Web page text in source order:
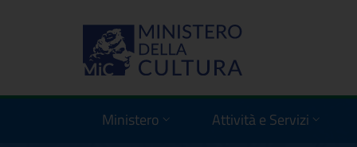
Ministero Attività e Servizi